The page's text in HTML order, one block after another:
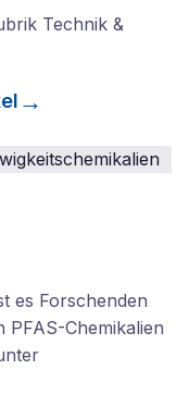
Technik &
es Forschenden
Chemikalien